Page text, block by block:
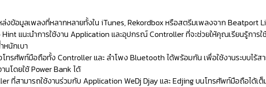
งข้อมูลเพลงที่หลากหลายทั้งใน iTunes, Rekordbox หรือสตรีมเพลงจาก Beatport
แนะนำการใช้งาน Application และอุปกรณ์ Controller ที่จะช่วยให้คุณเรียนรู้การใ
หนักเบา
ทรศัพท์มือถือทั้ง Controller และ ลำโพง Bluetooth ได้พร้อมกัน เพื่อใช้งานระบบไร้ส
นโดยใช้ Power Bank ได้
ที่สามารถใช้งานร่วมกับ Application WeDj Djay และ Edjing บนโทรศัพท์มือถือได้